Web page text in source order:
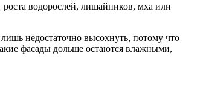
водорослей, лишайников, мха или
недостаточно высохнуть, потому что
фасады дольше остаются влажными,